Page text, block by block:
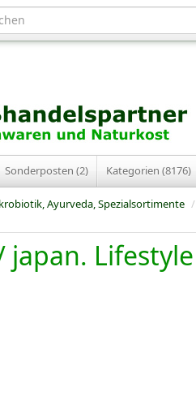
Sonderposten (2) Kategorien (8176)
Ayurveda, Spezialsortimente /
japan. Lifestyle